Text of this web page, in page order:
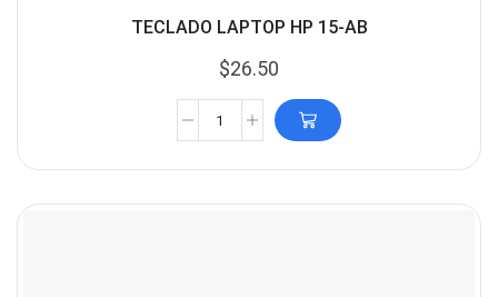
TECLADO LAPTOP HP 15-AB
$26.50